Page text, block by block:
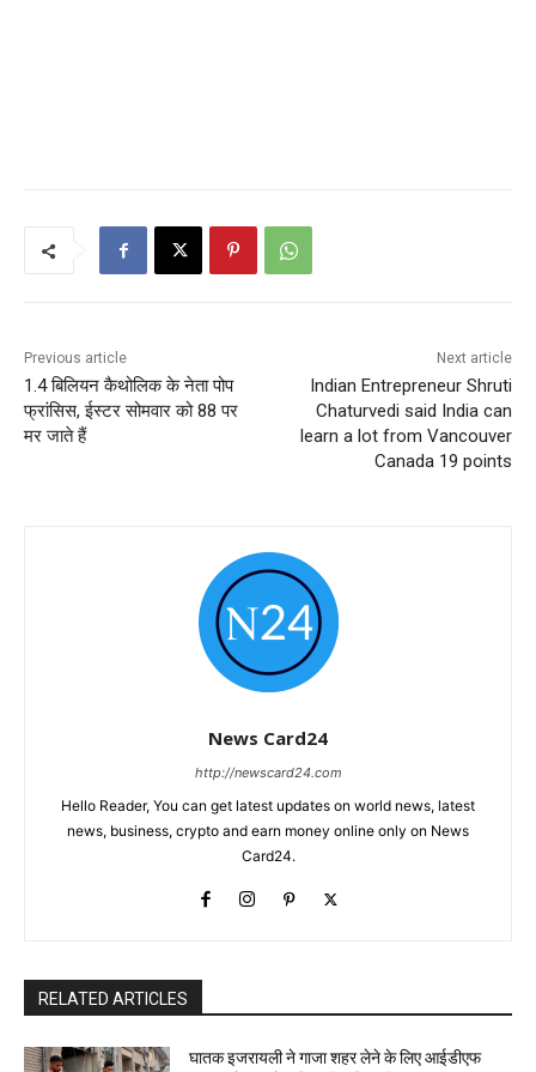
Previous article
1.4 बिलियन कैथोलिक के नेता पोप
फ्रांसिस, ईस्टर सोमवार को 88 पर
मर जाते हैं
Next article
Indian Entrepreneur Shruti
Chaturvedi said India can
learn a lot from Vancouver
Canada 19 points
News Card24
http://newscard24.com
Hello Reader, You can get latest updates on world news, latest
news, business, crypto and earn money online only on News
Card24.
RELATED ARTICLES
घातक इजरायली ने गाजा शहर लेने के लिए आईडीएफ